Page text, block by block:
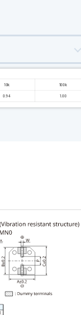
10k 100k
0.94 1.00